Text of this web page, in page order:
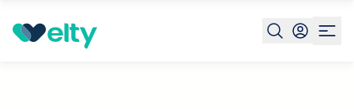
Prenota visita Risonanza Magnetica Anca Brescia